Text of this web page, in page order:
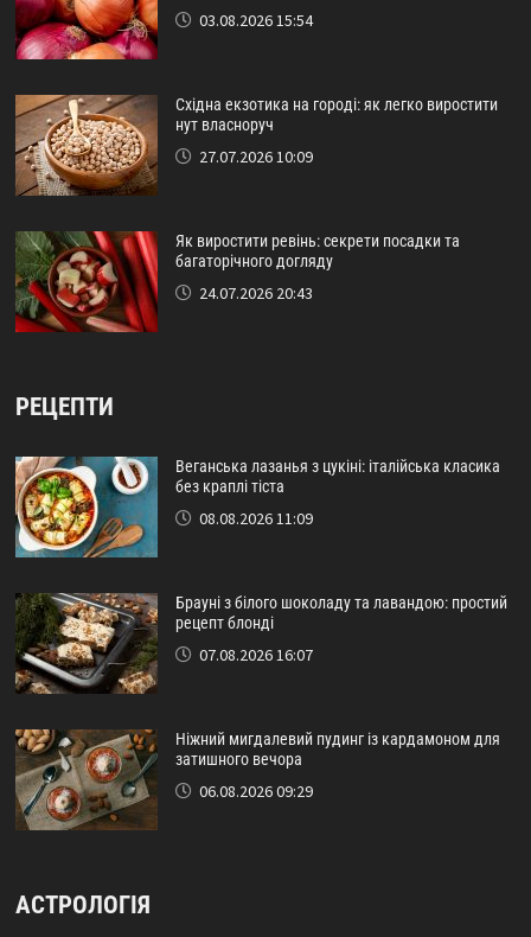
03.08.2026 15:54
Східна екзотика на городі: як легко виростити
нут власноруч
27.07.2026 10:09
Як виростити ревінь: секрети посадки та
багаторічного догляду
24.07.2026 20:43
РЕЦЕПТИ
Веганська лазанья з цукіні: італійська класика
без краплі тіста
08.08.2026 11:09
Брауні з білого шоколаду та лавандою: простий
рецепт блонді
07.08.2026 16:07
Ніжний мигдалевий пудинг із кардамоном для
затишного вечора
06.08.2026 09:29
АСТРОЛОГІЯ